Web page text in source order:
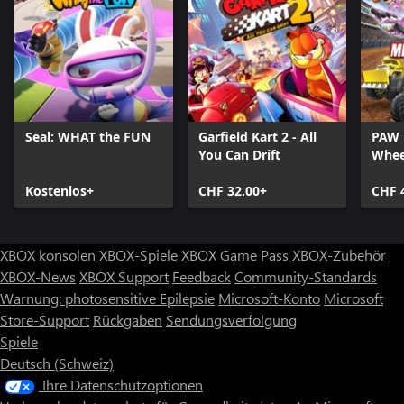
Seal: WHAT the FUN
Kostenlos+
Garfield Kart 2 - All
You Can Drift
CHF 32.00+
CHF
XBOX konsolen XBOX-SpieleXBOX Game Pass XBOX-Zubehör
XBOX-News XBOX Support FeedbackCommunity-Standards
Warnung: photosensitive Epilepsie Microsoft-Konto Microsoft
Store-Support Rückgaben Sendungsverfolgung
Spiele
Deutsch (Schweiz)
Ihre Datenschutzoptionen